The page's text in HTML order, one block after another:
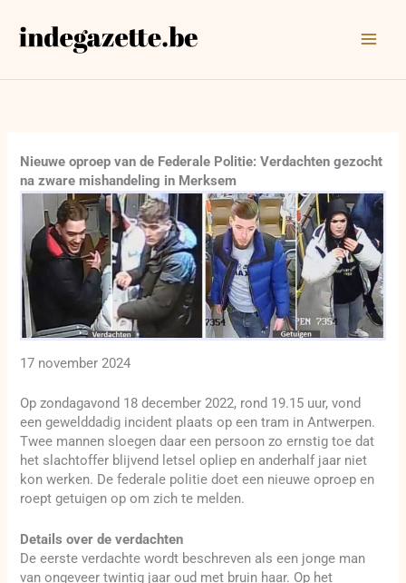
naar
Nieuwe oproep van de Federale Politie: Verdachten gezocht
na zware mishandeling in Merksem
17 november 2024
Op zondagavond 18 december 2022, rond 19.15 uur, vond
een gewelddadig incident plaats op een tram in Antwerpen.
Twee mannen sloegen daar een persoon zo ernstig toe dat
het slachtoffer blijvend letsel opliep en anderhalf jaar niet
kon werken. De federale politie doet een nieuwe oproep en
roept getuigen op om zich te melden.
Details over de verdachten
De eerste verdachte wordt beschreven als een jonge man
van ongeveer twintig jaar oud met bruin haar. Op het